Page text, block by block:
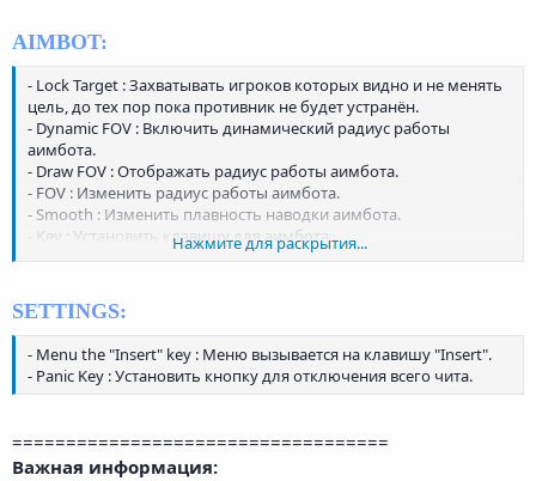
- Point Size : Изменить размер точки.
AIMBOT:
- Lock Target : Захватывать игроков которых видно и не менять
цель, до тех пор пока противник не будет устранён.
- Dynamic FOV : Включить динамический радиус работы
аимбота.
- Draw FOV : Отображать радиус работы аимбота.
- FOV : Изменить радиус работы аимбота.
- Smooth : Изменить плавность наводки аимбота.
- Key : Установить клавишу для аимбота.
- Enable : Включить аимбоит на игроков.
зоне видимости.
- Priority : Выбрать приоритет работы аимбота.
- Selected Bone : Выбрать часть тела для аимбота.
Нажмите для раскрытия...
SETTINGS:
- Menu the "Insert" key : Меню вызывается на клавишу "Insert".
- Panic Key : Установить кнопку для отключения всего чита.
===================================
Важная информация: